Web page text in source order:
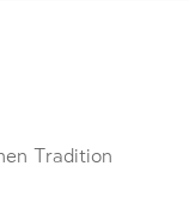
Tradition